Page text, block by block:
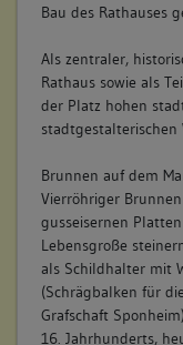
Bau des Rathauses
Als zentraler,
Rathaus sowie als
der Platz hohen
stadtgestalterischen
Brunnen auf dem
Vierröhriger
gusseisernen
Lebensgroße
als Schildhalter mit
(Schrägbalken für
Grafschaft
16. Jahrhunderts,